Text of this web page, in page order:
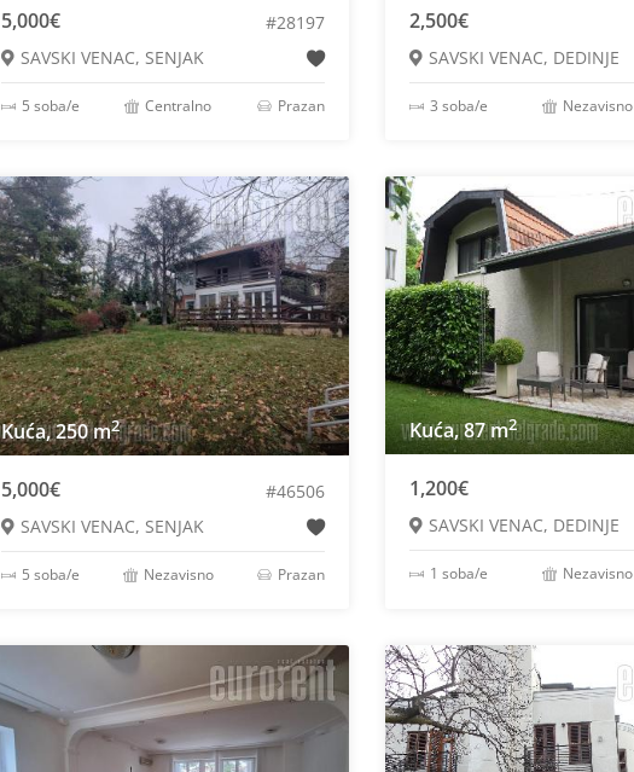
5,000€
#28197
SAVSKI VENAC, SENJAK
5 soba/e Centralno Prazan
2,500€
SAVSKI VENAC, DEDINJE
3 soba/e Nezavisno
Kuća, 250 m2
5,000€
#46506
SAVSKI VENAC, SENJAK
5 soba/e Nezavisno Prazan
Kuća, 87 m2
1,200€
SAVSKI VENAC, DEDINJE
1 soba/e Nezavisno